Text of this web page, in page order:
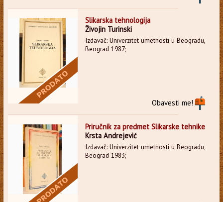
Slikarska tehnologija
Živojin Turinski
Izdavač: Univerzitet umetnosti u Beogradu,
Beograd 1987;
Obavesti me!
Priručnik za predmet Slikarske tehnike
Krsta Andrejević
Izdavač: Univerzitet umetnosti u Beogradu,
Beograd 1983;